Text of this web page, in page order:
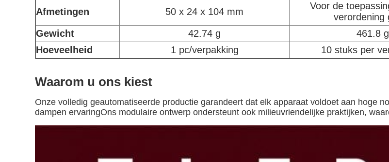
Afmetingen 50 x 24 x 104 mm
Voor de
verordening
Gewicht 42.74 g 461.8 g
Hoeveelheid
1 pc/verpakking 10 stuks per
Waarom u ons kiest
Onze volledig geautomatiseerde productie garandeert dat elk apparaat voldoet aan hoge
dampen ervaringOns modulaire ontwerp ondersteunt ook milieuvriendelijke praktijken,